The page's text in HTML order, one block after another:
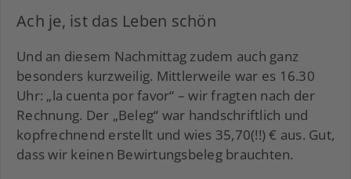
Ach je, ist das Leben schön
Und an diesem Nachmittag zudem auch ganz
besonders kurzweilig. Mittlerweile war es 16.30
Uhr: „la cuenta por favor“ – wir fragten nach der
Rechnung. Der „Beleg“ war handschriftlich und
kopfrechnend erstellt und wies 35,70(!!) € aus. Gut,
dass wir keinen Bewirtungsbeleg brauchten.